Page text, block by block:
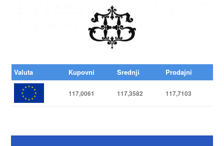
Valuta Kupovni Srednji Prodajni
117,0061 117,3582 117,7103